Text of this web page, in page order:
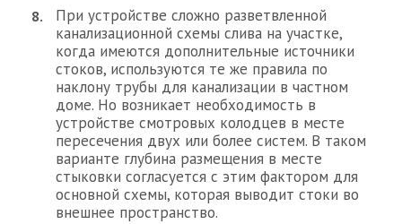
При устройстве сложно разветвленной
канализационной схемы слива на участке,
когда имеются дополнительные источники
стоков, используются те же правила по
наклону трубы для канализации в частном
доме. Но возникает необходимость в
устройстве смотровых колодцев в месте
пересечения двух или более систем. В таком
варианте глубина размещения в месте
стыковки согласуется с этим фактором для
основной схемы, которая выводит стоки во
внешнее пространство.